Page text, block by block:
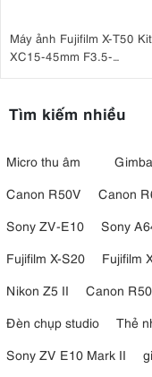
Máy ảnh Fujifilm X-T50 Kit
XC15-45mm F3.5-
Tìm kiếm nhiều
Micro thu âm
Canon R50V
Canon
Sony ZV-E10
Sony
Fujifilm X-S20
Fujifilm
Nikon Z5 II
Canon R50
Đèn chụp studio
Thẻ
Sony ZV E10 Mark II